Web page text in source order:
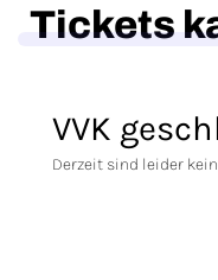
Tickets
VVK
Derzeit sind leider